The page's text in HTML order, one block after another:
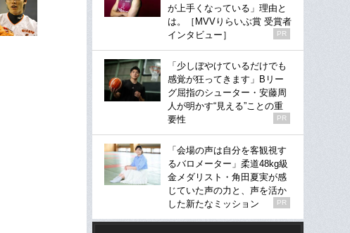
が上手くなっている」理由と
は。［MVVりらいぶ賞 受賞者
インタビュー］
PR
「少しぼやけているだけでも
感覚が狂ってきます」Bリー
グ屈指のシューター・安藤周
人が明かす“見える”ことの重
要性
PR
「会場の声は自分を客観視す
るバロメーター」柔道48kg級
金メダリスト・角田夏実が感
じていた声の力と、声を活か
した新たなミッション
PR